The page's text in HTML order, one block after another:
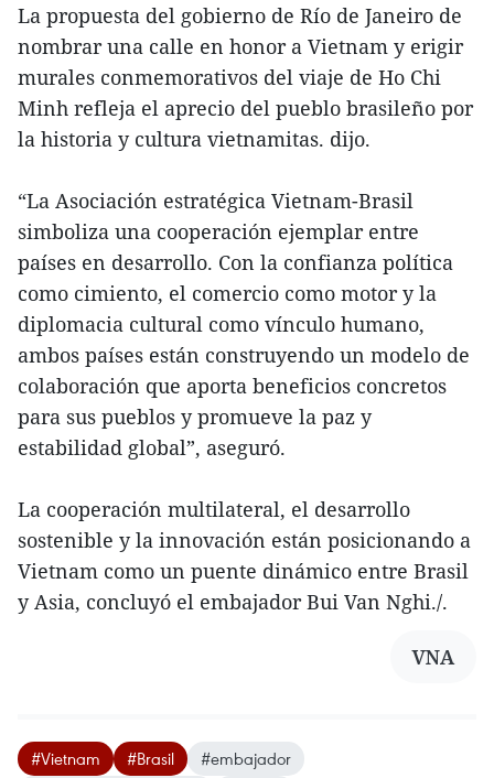
La propuesta del gobierno de Río de Janeiro de
nombrar una calle en honor a Vietnam y erigir
murales conmemorativos del viaje de Ho Chi
Minh refleja el aprecio del pueblo brasileño por
la historia y cultura vietnamitas. dijo.
“La Asociación estratégica Vietnam-Brasil
simboliza una cooperación ejemplar entre
países en desarrollo. Con la confianza política
como cimiento, el comercio como motor y la
diplomacia cultural como vínculo humano,
ambos países están construyendo un modelo de
colaboración que aporta beneficios concretos
para sus pueblos y promueve la paz y
estabilidad global”, aseguró.
La cooperación multilateral, el desarrollo
sostenible y la innovación están posicionando a
Vietnam como un puente dinámico entre Brasil
y Asia, concluyó el embajador Bui Van Nghi./.
VNA
#Vietnam #Brasil
#embajador